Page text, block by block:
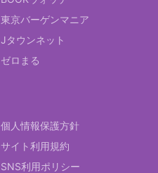
東京バーゲンマニア
Jタウンネット
ゼロまる
個人情報保護方針
サイト利用規約
SNS利用ポリシー